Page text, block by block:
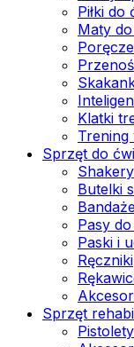
Piłki do
Maty
Klatki
Trening
Sprzęt do
Shakery
Butelki
Pasy
Paski i
Ręczniki
Sprzęt